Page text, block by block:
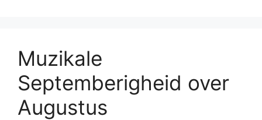
Muzikale
Septemberigheid over
Augustus